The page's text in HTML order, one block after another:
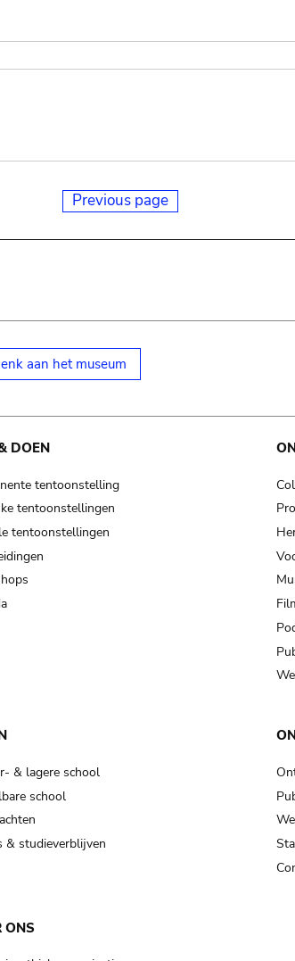
Previous page
aan het museum
DOEN
tentoonstelling
tentoonstellingen
tentoonstellingen
& lagere school
school
& studieverblijven
ONS